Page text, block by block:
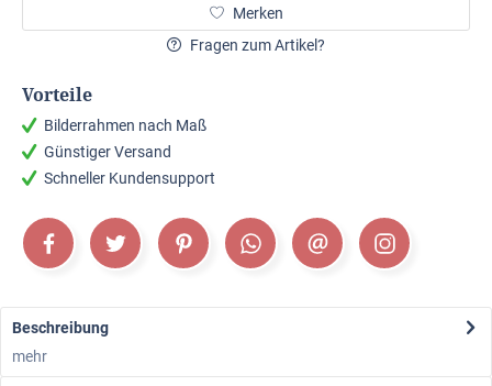
Merken
Fragen zum Artikel?
Vorteile
Bilderrahmen nach Maß
Günstiger Versand
Schneller Kundensupport
Beschreibung
mehr